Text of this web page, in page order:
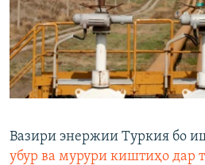
Вазири энержии Туркия бо
убур ва мурури киштиҳо дар